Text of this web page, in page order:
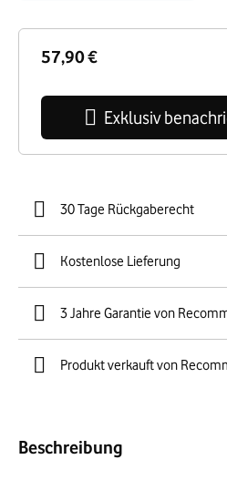
57,90 €
Exklusiv
30 Tage Rückgaberecht
Kostenlose Lieferung
3 Jahre Garantie von
Produkt verkauft von
Beschreibung